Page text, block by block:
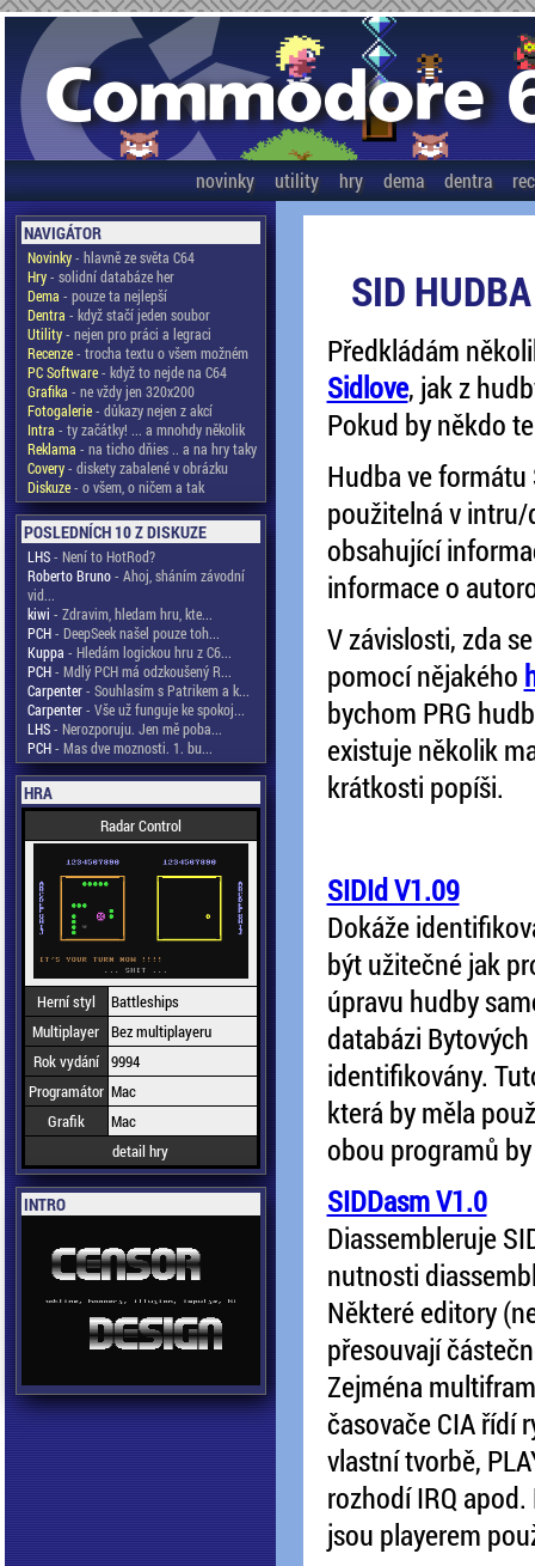
novinky utility hry dema dentra
NAVIGÁTOR
Novinky- hlavně ze světa C64
Hry- solidní databáze her
Dema - pouze ta nejlepší
Dentra - když stačí jeden soubor
Utility- nejen pro práci a legraci
Recenze- trocha textu o všem možném
PC Software- když to nejde na C64
Grafika - ne vždy jen 320x200
Fotogalerie- důkazy nejen z akcí
Intra - ty začátky! ... a mnohdy několik
Reklama - na ticho dňies .. a na hry taky
Covery- diskety zabalené v obrázku
Diskuze- o všem, o ničem a tak
POSLEDNÍCH 10 Z DISKUZE
LHS- Není to HotRod?
Roberto Bruno- Ahoj, sháním závodní
vid...
kiwi - Zdravim, hledam hru, kte...
PCH- DeepSeek našel pouze toh...
Kuppa - Hledám logickou hru z C6...
PCH- Mdlý PCH má odzkoušený R...
Carpenter- Souhlasím s Patrikem a k...
Carpenter- Vše už funguje ke spokoj...
LHS- Nerozporuju. Jen mě poba...
PCH- Mas dve moznosti. 1. bu...
HRA
Radar Control
Herní styl
Battleships
Multiplayer Bez multiplayeru
Rok vydání 9994
Programátor Mac
Grafik
Mac
detail hry
INTRO
SID
Předkládám
Sidlove, jak z
Pokud by někdo
Hudba ve formátu
použitelná v
obsahující
informace o
V závislosti, zda
pomocí nějakého
bychom PRG
existuje několik
krátkosti popíši.
SIDId V1.09
Dokáže
být užitečné jak
úpravu hudby
databázi
identifikovány.
která by měla
obou programů
SIDDasm V1.0
Diassembleruje
nutnosti
Některé editory
přesouvají
Zejména
časovače CIA řídí
vlastní tvorbě,
rozhodí IRQ
jsou playerem